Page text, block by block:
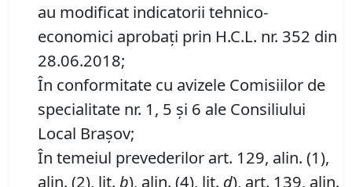
au modificat indicatorii tehnico-
economici aprobați prin H.C.L. nr. 352 din
28.06.2018;
În conformitate cu avizele Comisiilor de
specialitate nr. 1, 5 și 6 ale Consiliului
Local Brașov;
În temeiul prevederilor art. 129, alin. (1),
alin. (2), lit. b), alin. (4), lit. d), art. 139, alin.